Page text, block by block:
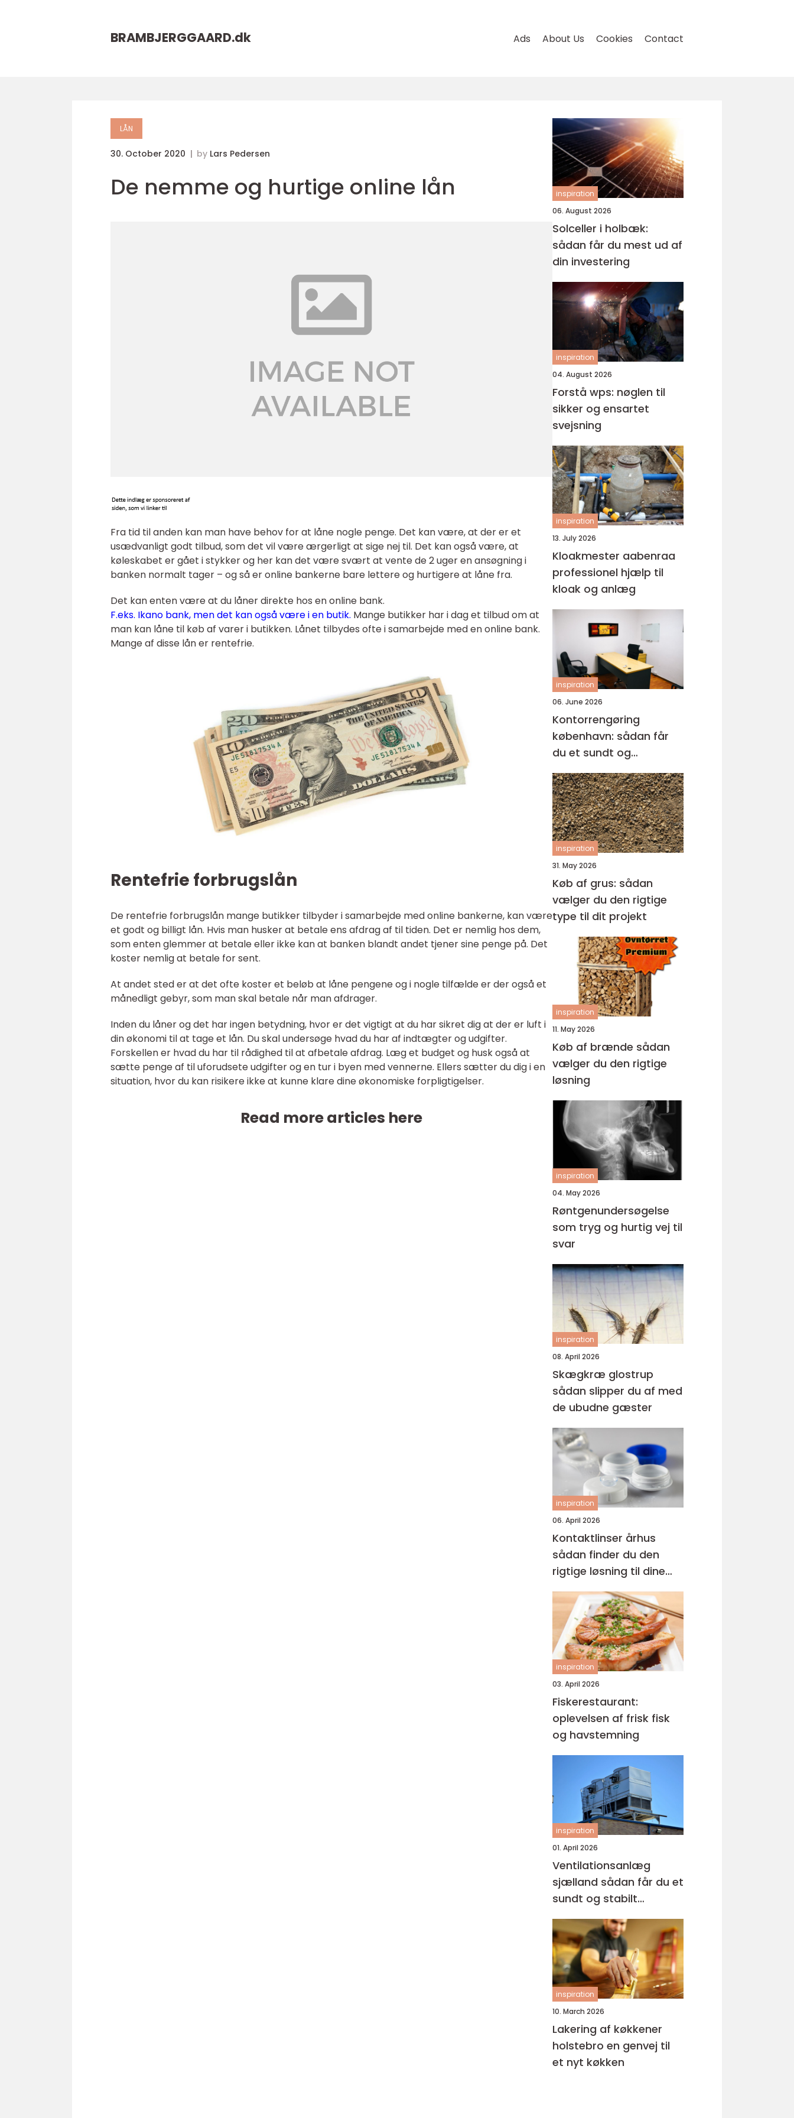
BRAMBJERGGAARD.dk Ads About Us Cookies Contact
LÅN
30. October 2020 by Lars Pedersen
De nemme og hurtige online lån
Fra tid til anden kan man have behov for at låne nogle penge. Det kan være, at der er et
usædvanligt godt tilbud, som det vil være ærgerligt at sige nej til. Det kan også være, at
køleskabet er gået i stykker og her kan det være svært at vente de 2 uger en ansøgning i
banken normalt tager – og så er online bankerne bare lettere og hurtigere at låne fra.
Det kan enten være at du låner direkte hos en online bank.
F.eks. Ikano bank, men det kan også være i en butik. Mange butikker har i dag et tilbud om at
man kan låne til køb af varer i butikken. Lånet tilbydes ofte i samarbejde med en online bank.
Mange af disse lån er rentefrie.
Rentefrie forbrugslån
De rentefrie forbrugslån mange butikker tilbyder i samarbejde med online bankerne, kan være
et godt og billigt lån. Hvis man husker at betale ens afdrag af til tiden. Det er nemlig hos dem,
som enten glemmer at betale eller ikke kan at banken blandt andet tjener sine penge på. Det
koster nemlig at betale for sent.
At andet sted er at det ofte koster et beløb at låne pengene og i nogle tilfælde er der også et
månedligt gebyr, som man skal betale når man afdrager.
Inden du låner og det har ingen betydning, hvor er det vigtigt at du har sikret dig at der er luft i
din økonomi til at tage et lån. Du skal undersøge hvad du har af indtægter og udgifter.
Forskellen er hvad du har til rådighed til at afbetale afdrag. Læg et budget og husk også at
sætte penge af til uforudsete udgifter og en tur i byen med vennerne. Ellers sætter du dig i en
situation, hvor du kan risikere ikke at kunne klare dine økonomiske forpligtigelser.
Read more articles here
inspiration
06. August 2026
Solceller i holbæk:
sådan får du mest ud af
din investering
inspiration
04. August 2026
Forstå wps: nøglen til
sikker og ensartet
svejsning
inspiration
13. July 2026
Kloakmester aabenraa
professionel hjælp til
kloak og anlæg
inspiration
06. June 2026
Kontorrengøring
københavn: sådan får
du et sundt og
professionelt
arbejdsmiljø
inspiration
31. May 2026
Køb af grus: sådan
vælger du den rigtige
type til dit projekt
inspiration
11. May 2026
Køb af brænde sådan
vælger du den rigtige
løsning
inspiration
04. May 2026
Røntgenundersøgelse
som tryg og hurtig vej til
svar
inspiration
08. April 2026
Skægkræ glostrup
sådan slipper du af med
de ubudne gæster
inspiration
06. April 2026
Kontaktlinser århus
sådan finder du den
rigtige løsning til dine
øjne
inspiration
03. April 2026
Fiskerestaurant:
oplevelsen af frisk fisk
og havstemning
inspiration
01. April 2026
Ventilationsanlæg
sjælland sådan får du et
sundt og stabilt
indeklima
inspiration
10. March 2026
Lakering af køkkener
holstebro en genvej til
et nyt køkken